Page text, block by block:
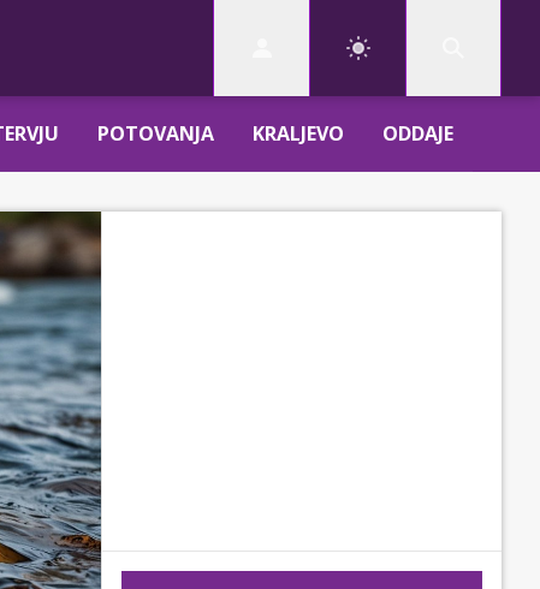
POTOVANJA KRALJEVO ODDAJE